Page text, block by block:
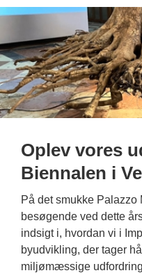
Oplev vores
Biennalen i
På det smukke Palazzo
besøgende ved dette
indsigt i, hvordan vi i
byudvikling, der tager
miljømæssige